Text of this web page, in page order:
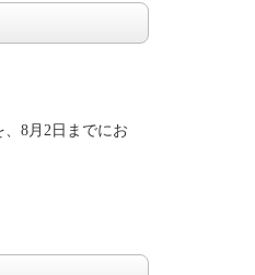
8月2日 までにお